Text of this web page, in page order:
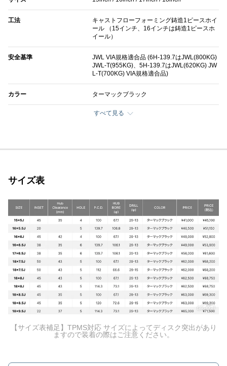
工法
キャストフローフォーミング鋳造1ピースホイ
ール （15インチ、16インチは鋳造1ピースホ
イール）
‎安全基準
JWL VIA規格適合品 (6H-139.7はJWL(800KG)
JWL-T(955KG)、5H-139.7はJWL(620KG) JW
L-T(700KG) VIA規格適合品)
カラー ターマックブラック
すべて見る
サイズ表
【サイズ表補足】TPMS対応 サイズによってディスク突出があり
ますので装着の際はご注意ください。